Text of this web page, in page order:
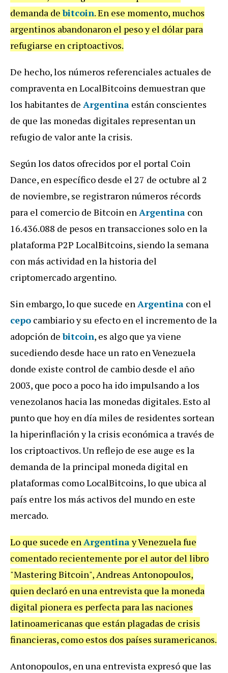
demanda debitcoin. En ese momento, muchos
argentinos abandonaron el peso y el dólar para
refugiarse en criptoactivos.
De hecho, los números referenciales actuales de
compraventa en LocalBitcoins demuestran que
los habitantes de Argentina están conscientes
de que las monedas digitales representan un
refugio de valor ante la crisis.
Según los datos ofrecidos por el portal Coin
Dance, en específico desde el 27 de octubre al 2
de noviembre, se registraron números récords
para el comercio de Bitcoin enArgentina con
16.436.088 de pesos en transacciones solo en la
plataforma P2P LocalBitcoins, siendo la semana
con más actividad en la historia del
criptomercado argentino.
Sin embargo, lo que sucede enArgentina con el
cepo cambiario y su efecto en el incremento de la
adopción debitcoin, es algo que ya viene
sucediendo desde hace un rato en Venezuela
donde existe control de cambio desde el año
2003, que poco a poco ha ido impulsando a los
venezolanos hacia las monedas digitales. Esto al
punto que hoy en día miles de residentes sortean
la hiperinflación y la crisis económica a través de
los criptoactivos. Un reflejo de ese auge es la
demanda de la principal moneda digital en
plataformas como LocalBitcoins, lo que ubica al
país entre los más activos del mundo en este
mercado.
Lo que sucede enArgentinay Venezuela fue
comentado recientemente por el autor del libro
"Mastering Bitcoin", Andreas Antonopoulos,
quien declaró en una entrevista que la moneda
digital pionera es perfecta para las naciones
latinoamericanas que están plagadas de crisis
financieras, como estos dos países suramericanos.
Antonopoulos, en una entrevista expresó que las